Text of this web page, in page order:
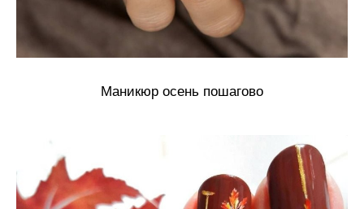
Маникюр осень пошагово